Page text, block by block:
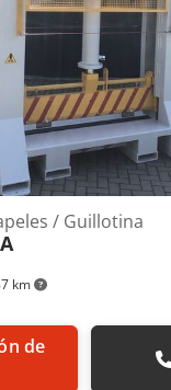
km
/ Guillotina